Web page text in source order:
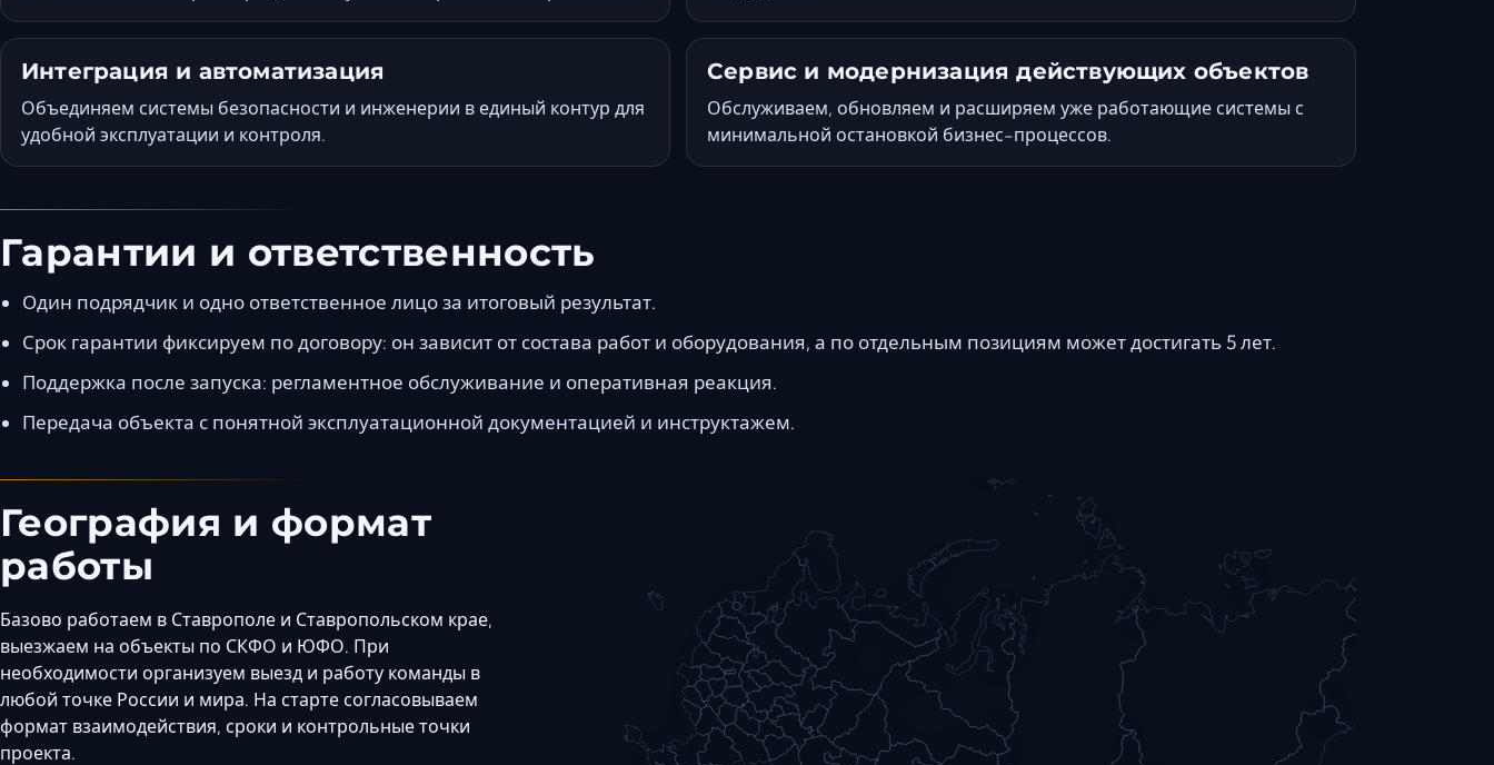
Интеграция и автоматизация
Объединяем системы безопасности и инженерии в единый контур для
удобной эксплуатации и контроля.
Сервис и модернизация действующих объектов
Обслуживаем, обновляем и расширяем уже работающие системы с
минимальной остановкой бизнес-процессов.
Гарантии и ответственность
Один подрядчик и одно ответственное лицо за итоговый результат.
Срок гарантии фиксируем по договору: он зависит от состава работ и оборудования, а по отдельным позициям может достигать 5 лет.
Поддержка после запуска: регламентное обслуживание и оперативная реакция.
Передача объекта с понятной эксплуатационной документацией и инструктажем.
География и формат
работы
Базово работаем в Ставрополе и Ставропольском крае,
выезжаем на объекты по СКФО и ЮФО. При
необходимости организуем выезд и работу команды в
любой точке России и мира. На старте согласовываем
формат взаимодействия, сроки и контрольные точки
проекта.